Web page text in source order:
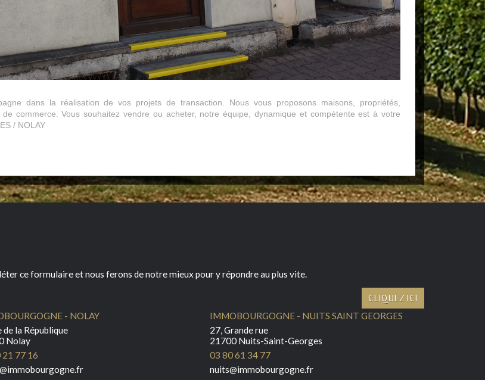
dans la réalisation de vos projets de transaction. Nous vous proposons maisons, propriétés,
commerce. Vous souhaitez vendre ou acheter, notre équipe, dynamique et compétente est à votre
/ NOLAY
ce formulaire et nous ferons de notre mieux pour y répondre au plus vite.
CLIQUEZ ICI
- NOLAY
de la République
Nolay
21 77 16
IMMOBOURGOGNE - NUITS SAINT GEORGES
27, Grande rue
21700 Nuits-Saint-Georges
03 80 61 34 77
nuits@immobourgogne.fr